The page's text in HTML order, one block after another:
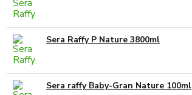
Sera Raffy P Nature 3800ml
Sera raffy Baby-Gran Nature 100ml